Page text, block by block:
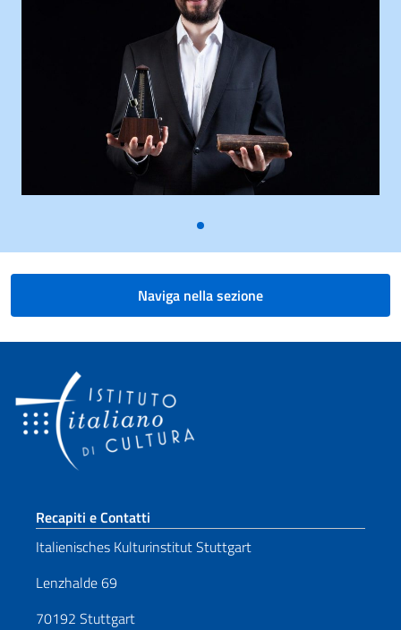
Naviga nella sezione
Sezione footer
Recapiti e Contatti
Italienisches Kulturinstitut Stuttgart
Lenzhalde 69
70192 Stuttgart